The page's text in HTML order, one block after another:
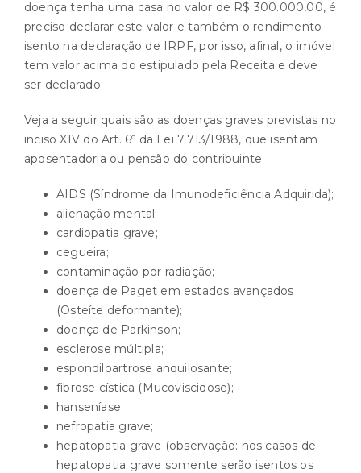
doença tenha uma casa no valor de R$ 300.000,00, é
preciso declarar este valor e também o rendimento
isento na declaração de IRPF, por isso, afinal, o imóvel
tem valor acima do estipulado pela Receita e deve
ser declarado.
Veja a seguir quais são as doenças graves previstas no
inciso XIV do Art. 6º da Lei 7.713/1988, que isentam
aposentadoria ou pensão do contribuinte:
AIDS (Síndrome da Imunodeficiência Adquirida);
alienação mental;
cardiopatia grave;
cegueira;
contaminação por radiação;
doença de Paget em estados avançados
(Osteíte deformante);
doença de Parkinson;
esclerose múltipla;
espondiloartrose anquilosante;
fibrose cística (Mucoviscidose);
hanseníase;
nefropatia grave;
hepatopatia grave (observação: nos casos de
hepatopatia grave somente serão isentos os